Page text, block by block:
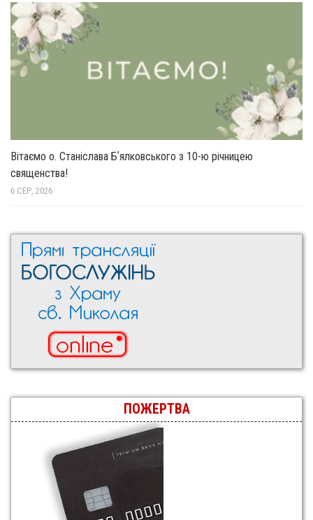
Вітаємо о. Станіслава Бʼялковського з 10-ю річницею
священства!
6 СЕР, 2026
ПОЖЕРТВА